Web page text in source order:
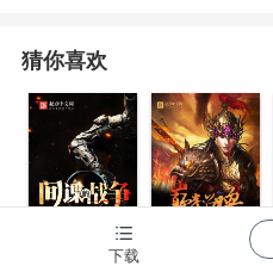
猜你喜欢
下载